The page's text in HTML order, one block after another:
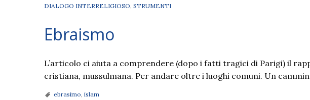
DIALOGO INTERRELIGIOSO STRUMENTI
Ebraismo
L’articolo ci aiuta a comprendere (dopo i fatti tragici di Parigi) il
cristiana, mussulmana. Per andare oltre i luoghi comuni. Un
ebrasimo islam